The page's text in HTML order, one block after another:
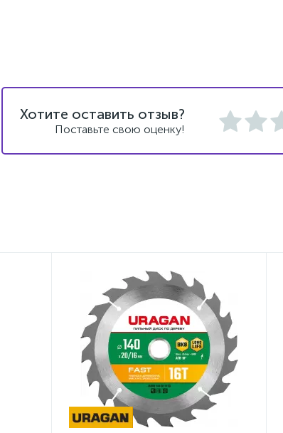
Хотите оставить отзыв?
Поставьте свою оценку!